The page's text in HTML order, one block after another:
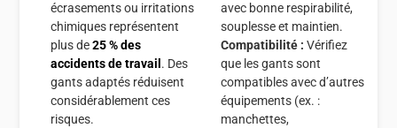
écrasements ou irritations
chimiques représentent
plus de25 % des
accidents de travail . Des
gants adaptés réduisent
considérablement ces
risques.
avec bonne respirabilité,
souplesse et maintien.
Compatibilité : Vérifiez
que les gants sont
compatibles avec d’autres
équipements (ex. :
manchettes,